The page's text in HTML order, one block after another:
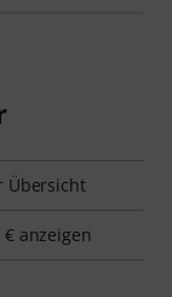
Übersicht
anzeigen